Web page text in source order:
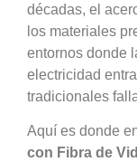
décadas, el
los materiales
entornos donde
electricidad
tradicionales
Aquí es donde
con Fibra de